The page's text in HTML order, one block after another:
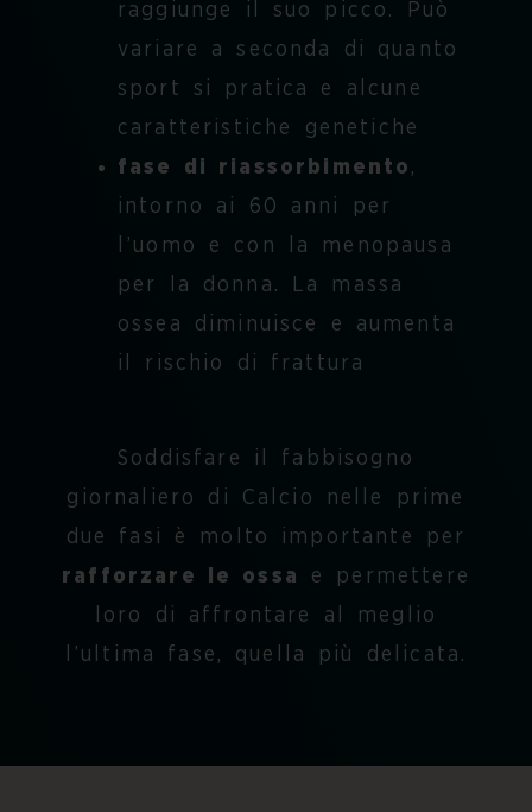
raggiunge il suo picco. Può
variare a seconda di quanto
sport si pratica e alcune
caratteristiche genetiche
fase di riassorbimento ,
intorno ai 60 anni per
l’uomo e con la menopausa
per la donna. La massa
ossea diminuisce e aumenta
il rischio di frattura
Soddisfare il fabbisogno
giornaliero di Calcio
nelle prime
due fasi è molto importante per
rafforzare le ossa
e permettere
loro di affrontare al meglio
l’ultima fase, quella più delicata.